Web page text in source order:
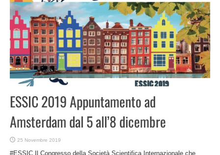
ESSIC 2019 Appuntamento ad
Amsterdam dal 5 all’8 dicembre
25 Novembre 2019
#ESSIC Il Congresso della Società Scientifica Internazionale che